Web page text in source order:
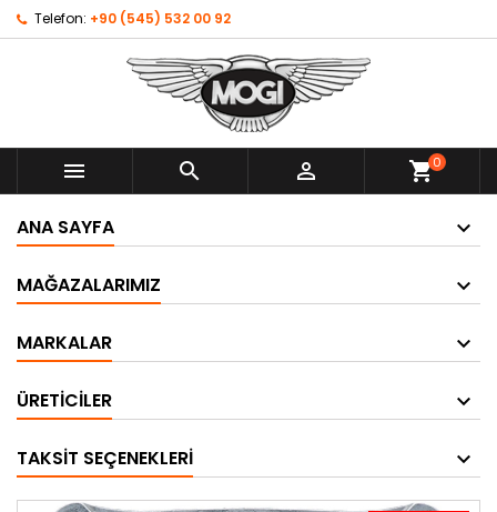
Telefon: +90 (545) 532 00 92
   shopping_cart0
ANA SAYFA
MAĞAZALARIMIZ
MARKALAR
ÜRETICILER
TAKSIT SEÇENEKLERI